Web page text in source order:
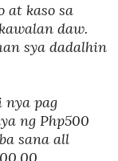
at kaso sa
daw.
sya dadalhin
nya pag
ng Php500
sana all